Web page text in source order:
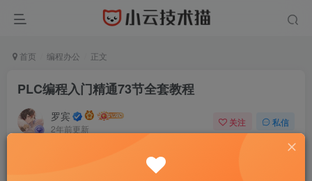
首页 编程办公 正文
PLC编程入门精通73节全套教程
罗宾
2年前更新
关注 私信